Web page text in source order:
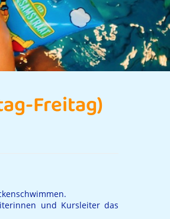
Freitag)
und Kursleiter das